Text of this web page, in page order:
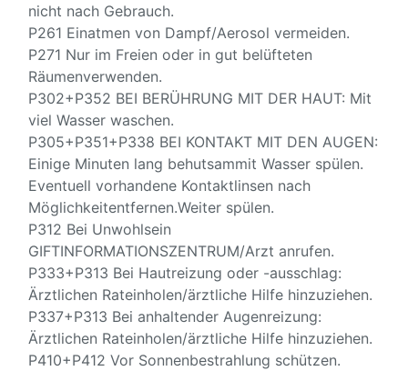
nicht nach Gebrauch.
P261 Einatmen von Dampf/Aerosol vermeiden.
P271 Nur im Freien oder in gut belüfteten
Räumenverwenden.
P302+P352 BEI BERÜHRUNG MIT DER HAUT: Mit
viel Wasser waschen.
P305+P351+P338 BEI KONTAKT MIT DEN AUGEN:
Einige Minuten lang behutsammit Wasser spülen.
Eventuell vorhandene Kontaktlinsen nach
Möglichkeitentfernen.Weiter spülen.
P312 Bei Unwohlsein
GIFTINFORMATIONSZENTRUM/Arzt anrufen.
P333+P313 Bei Hautreizung oder -ausschlag:
Ärztlichen Rateinholen/ärztliche Hilfe hinzuziehen.
P337+P313 Bei anhaltender Augenreizung:
Ärztlichen Rateinholen/ärztliche Hilfe hinzuziehen.
P410+P412 Vor Sonnenbestrahlung schützen.